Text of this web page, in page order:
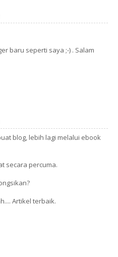
baru seperti saya ;-) . Salam
blog, lebih lagi melalui ebook
secara percuma.
Artikel terbaik.